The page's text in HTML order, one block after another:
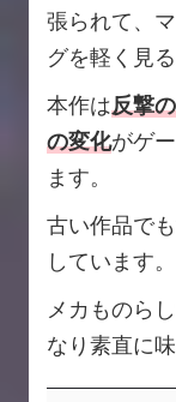
張られて、
グを軽く見
本作は反撃
の変化がゲ
ます。
古い作品で
しています。
メカものら
なり素直に